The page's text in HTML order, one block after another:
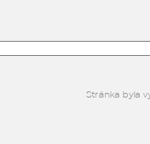
Stránka byla